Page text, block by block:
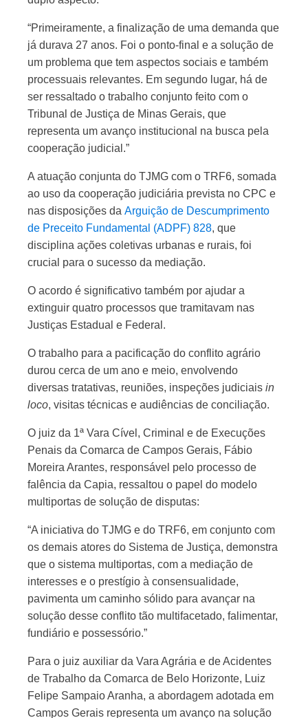
“Primeiramente, a finalização de uma demanda que
já durava 27 anos. Foi o ponto-final e a solução de
um problema que tem aspectos sociais e também
processuais relevantes. Em segundo lugar, há de
ser ressaltado o trabalho conjunto feito com o
Tribunal de Justiça de Minas Gerais, que
representa um avanço institucional na busca pela
cooperação judicial.”
A atuação conjunta do TJMG com o TRF6, somada
ao uso da cooperação judiciária prevista no CPC e
nas disposições da Arguição de Descumprimento
de Preceito Fundamental (ADPF) 828, que
disciplina ações coletivas urbanas e rurais, foi
crucial para o sucesso da mediação.
O acordo é significativo também por ajudar a
extinguir quatro processos que tramitavam nas
Justiças Estadual e Federal.
O trabalho para a pacificação do conflito agrário
durou cerca de um ano e meio, envolvendo
diversas tratativas, reuniões, inspeções judiciais in
loco, visitas técnicas e audiências de conciliação.
O juiz da 1ª Vara Cível, Criminal e de Execuções
Penais da Comarca de Campos Gerais, Fábio
Moreira Arantes, responsável pelo processo de
falência da Capia, ressaltou o papel do modelo
multiportas de solução de disputas:
“A iniciativa do TJMG e do TRF6, em conjunto com
os demais atores do Sistema de Justiça, demonstra
que o sistema multiportas, com a mediação de
interesses e o prestígio à consensualidade,
pavimenta um caminho sólido para avançar na
solução desse conflito tão multifacetado, falimentar,
fundiário e possessório.”
Para o juiz auxiliar da Vara Agrária e de Acidentes
de Trabalho da Comarca de Belo Horizonte, Luiz
Felipe Sampaio Aranha, a abordagem adotada em
Campos Gerais representa um avanço na solução